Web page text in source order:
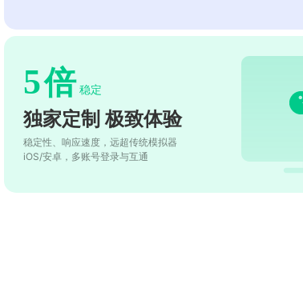
5倍 稳定
独家定制 极致体验
稳定性、响应速度，远超传统模拟器
iOS/安卓，多账号登录与互通